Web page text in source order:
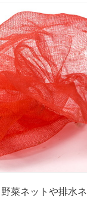
菜ネットや排水